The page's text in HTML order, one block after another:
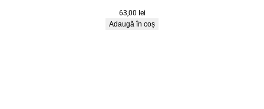
63,00 lei
Adaugă în coș